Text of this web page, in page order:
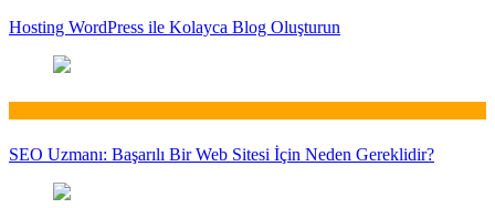
Hosting WordPress ile Kolayca Blog Oluşturun
SEO Uzmanı: Başarılı Bir Web Sitesi İçin Neden Gereklidir?